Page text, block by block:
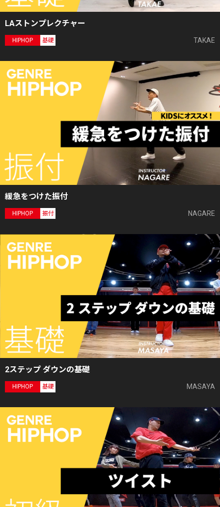
LAストンプレクチャー
HIPHOP 基礎 TAKAE
緩急をつけた振付
HIPHOP 振付 NAGARE
2ステップ ダウンの基礎
HIPHOP 基礎 MASAYA